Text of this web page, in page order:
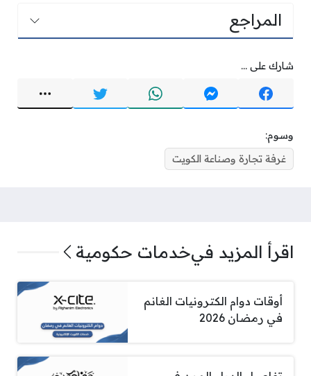
المراجع
شارك على ...
وسوم:
غرفة تجارة وصناعة الكويت
اقرأ المزيد فيخدمات حكومية
أوقات دوام الكترونيات الغانم
في رمضان 2026